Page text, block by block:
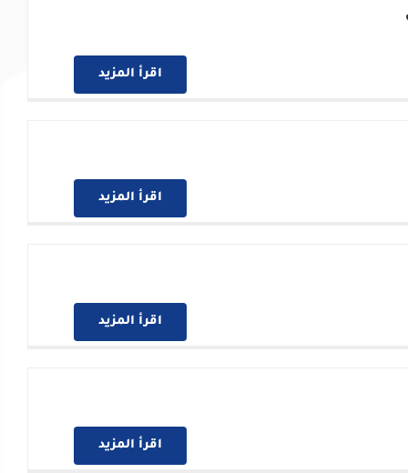
اقرأ المزيد
اقرأ المزيد
اقرأ المزيد
اقرأ المزيد